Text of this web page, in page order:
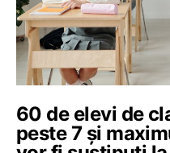
60 de elevi de
peste 7 și